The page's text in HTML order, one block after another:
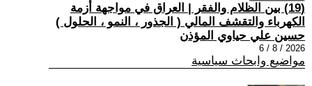
(19) بين الظلام والفقر | العراق في مواجهة أزمة
الكهرباء والتقشف المالي ( الجذور ، النمو ، الحلول )
حسين علي حياوي المؤذن
2026 / 8 / 6
مواضيع وابحاث سياسية